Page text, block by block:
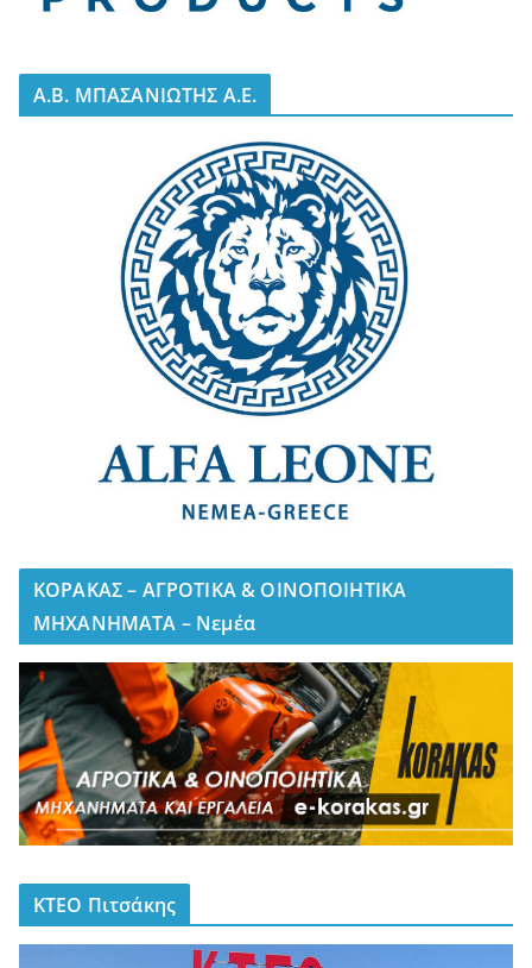
A.B. ΜΠΑΣΑΝΙΩΤΗΣ Α.Ε.
ΚΟΡΑΚΑΣ – ΑΓΡΟΤΙΚΑ & ΟΙΝΟΠΟΙΗΤΙΚΑ
ΜΗΧΑΝΗΜΑΤΑ – Νεμέα
ΚΤΕΟ Πιτσάκης